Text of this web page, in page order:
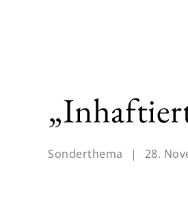
Sonderthema | 28.